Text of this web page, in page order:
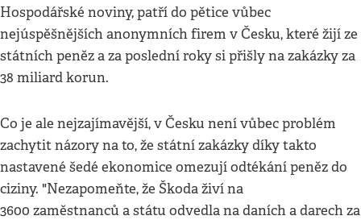
Hospodářské noviny, patří do pětice vůbec
nejúspěšnějších anonymních firem v Česku, které žijí ze
státních peněz a za poslední roky si přišly na zakázky za
38 miliard korun.
Co je ale nejzajímavější, v Česku není vůbec problém
zachytit názory na to, že státní zakázky díky takto
nastavené šedé ekonomice omezují odtékání peněz do
ciziny. "Nezapomeňte, že Škoda živí na
3600 zaměstnanců a státu odvedla na daních a darech za